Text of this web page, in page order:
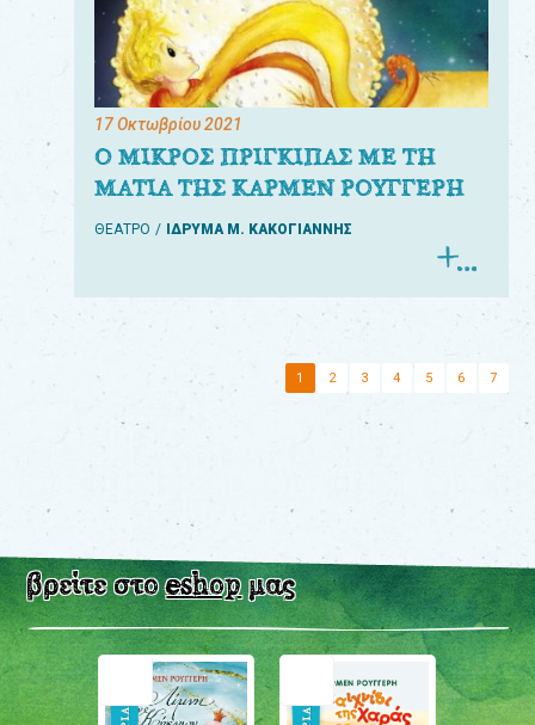
17 Οκτωβρίου 2021
Ο ΜΙΚΡΟΣ ΠΡΙΓΚΙΠΑΣ ΜΕ ΤΗ
ΜΑΤΙΑ ΤΗΣ ΚΑΡΜΕΝ ΡΟΥΓΓΕΡΗ
ΘΕΑΤΡΟ ΙΔΡΥΜΑ Μ. ΚΑΚΟΓΙΑΝΝΗΣ
1 2 3 4 5 6 7
βρείτε στοeshopμας